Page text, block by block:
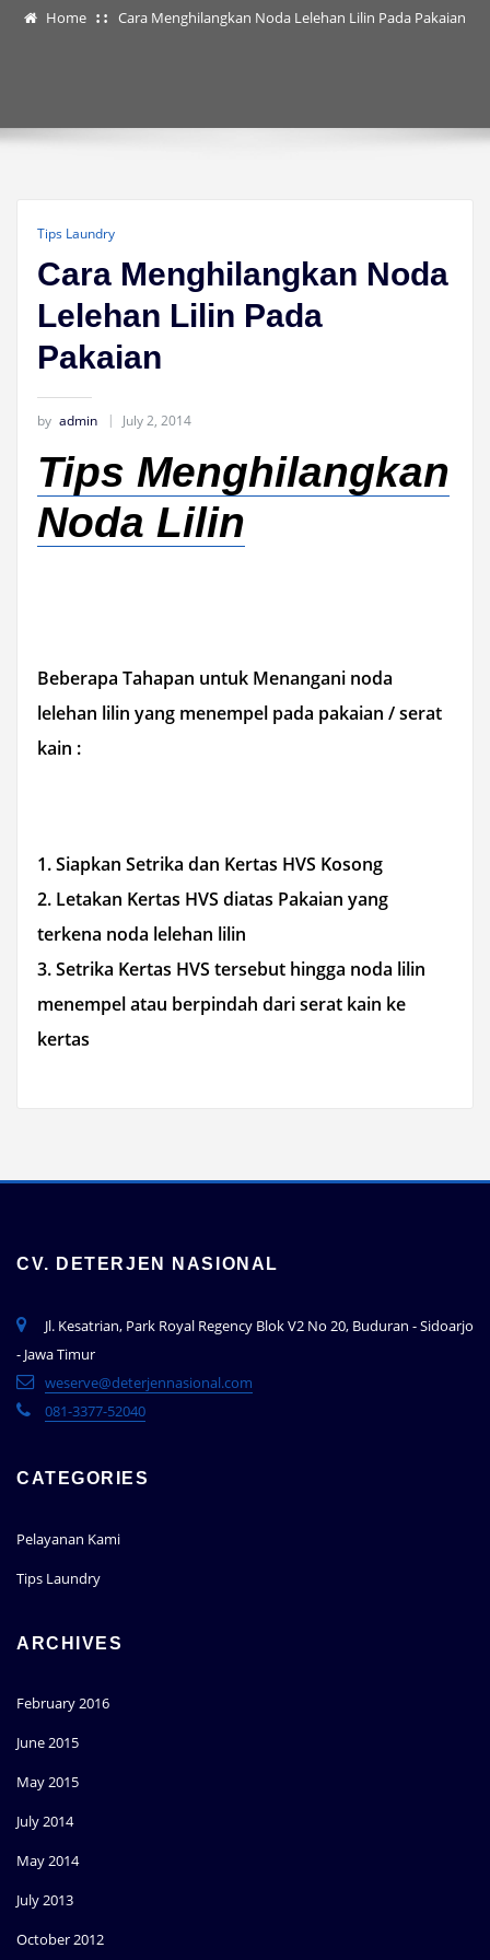
Home Cara Menghilangkan Noda Lelehan Lilin Pada Pakaian
Tips Laundry
Cara Menghilangkan Noda
Lelehan Lilin Pada
Pakaian
by admin July 2, 2014
Tips Menghilangkan
Noda Lilin
Beberapa Tahapan untuk Menangani noda
lelehan lilin yang menempel pada pakaian /serat
kain :
1. Siapkan Setrika dan Kertas HVS Kosong
2. Letakan Kertas HVS diatas Pakaian yang
terkena noda lelehan lilin
3. Setrika Kertas HVS tersebut hingga noda lilin
menempel atau berpindah dari serat kain ke
kertas
CV. DETERJEN NASIONAL
Jl. Kesatrian, Park Royal Regency Blok V2 No 20, Buduran - Sidoarjo
- Jawa Timur
weserve@deterjennasional.com
081-3377-52040
CATEGORIES
Pelayanan Kami
Tips Laundry
ARCHIVES
February 2016
June 2015
May 2015
July 2014
May 2014
July 2013
October 2012